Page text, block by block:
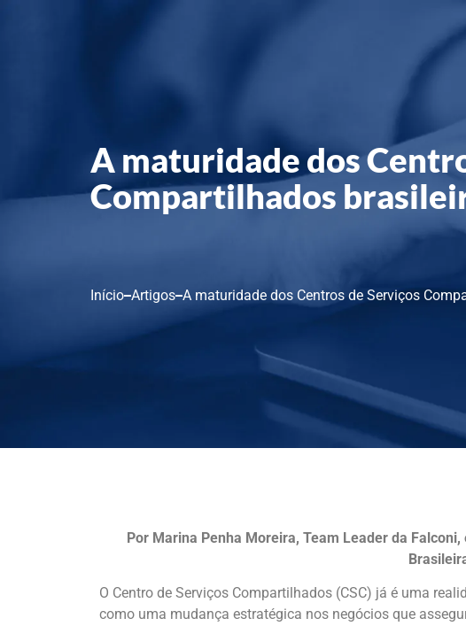
A maturidade dos
Compartilhados
Início Artigos A maturidade dos Centros de Serviços
Por Marina Penha Moreira, Team Leader da
O Centro de Serviços Compartilhados (CSC) já é uma
como uma mudança estratégica nos negócios que